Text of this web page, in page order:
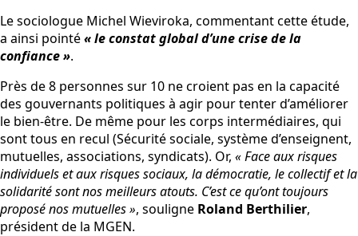
Le sociologue Michel Wieviroka, commentant cette étude,
a ainsi pointé« le constat global d’une crise de la
confiance ».
Près de 8 personnes sur 10 ne croient pas en la capacité
des gouvernants politiques à agir pour tenter d’améliorer
le bien-être. De même pour les corps intermédiaires, qui
sont tous en recul (Sécurité sociale, système d’enseignent,
mutuelles, associations, syndicats). Or, « Face aux risques
individuels et aux risques sociaux, la démocratie, le collectif et la
solidarité sont nos meilleurs atouts. C’est ce qu’ont toujours
proposé nos mutuelles », souligne Roland Berthilier,
président de la MGEN.